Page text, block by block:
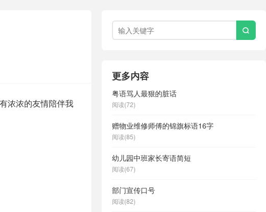
浓浓的友情陪伴我

更多内容
粤语骂人最狠的脏话
阅读(72)
赠物业维修师傅的锦旗标语16字
阅读(85)
幼儿园中班家长寄语简短
阅读(67)
部门宣传口号
阅读(82)